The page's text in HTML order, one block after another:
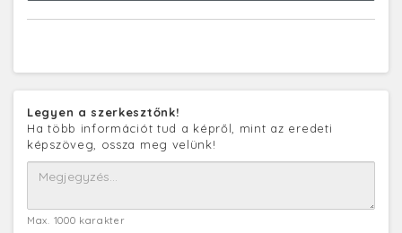
Legyen a szerkesztőnk!
Ha több információt tud a képről, mint az eredeti
képszöveg, ossza meg velünk!
Max. 1000 karakter